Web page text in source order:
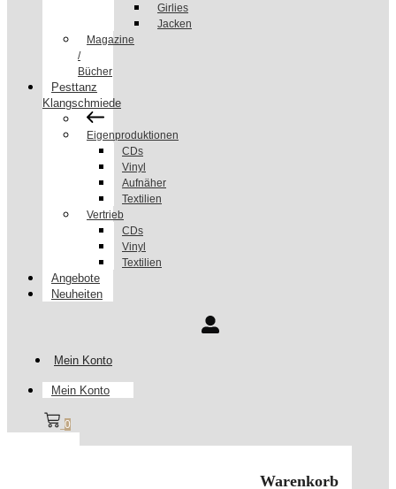
Girlies
Jacken
Magazine
/
Bücher
Pesttanz
Klangschmiede
Eigenproduktionen
CDs
Vinyl
Aufnäher
Textilien
Vertrieb
CDs
Vinyl
Textilien
Angebote
Neuheiten
Mein Konto
Mein Konto
0
Warenkorb